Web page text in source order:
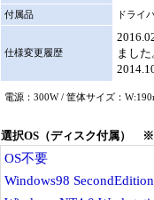
付属品
ドライ
仕様変更履歴
ました
電源：300W / 筐体サイズ：
選択OS（ディスク付属） ※
OS不要
Windows98